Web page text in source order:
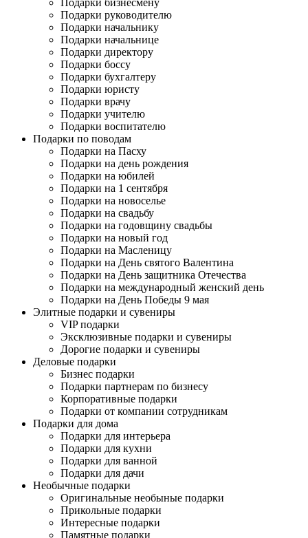
Подарки бизнесмену
Подарки руководителю
Подарки начальнику
Подарки начальнице
Подарки директору
Подарки боссу
Подарки бухгалтеру
Подарки юристу
Подарки врачу
Подарки учителю
Подарки воспитателю
Подарки по поводам
Подарки на Пасху
Подарки на день рождения
Подарки на юбилей
Подарки на 1 сентября
Подарки на новоселье
Подарки на свадьбу
Подарки на годовщину свадьбы
Подарки на новый год
Подарки на Масленицу
Подарки на День святого Валентина
Подарки на День защитника Отечества
Подарки на международный женский день
Подарки на День Победы 9 мая
Элитные подарки и сувениры
VIP подарки
Эксклюзивные подарки и сувениры
Дорогие подарки и сувениры
Деловые подарки
Бизнес подарки
Подарки партнерам по бизнесу
Корпоративные подарки
Подарки от компании сотрудникам
Подарки для дома
Подарки для интерьера
Подарки для кухни
Подарки для ванной
Подарки для дачи
Необычные подарки
Оригинальные необыные подарки
Прикольные подарки
Интересные подарки
Памятные подарки